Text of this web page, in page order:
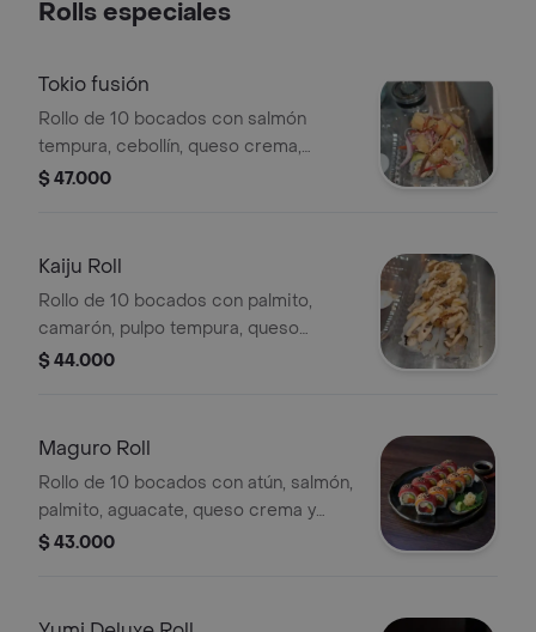
Rolls especiales
Tokio fusión
Rollo de 10 bocados con salmón
tempura, cebollín, queso crema,
topping de aguacate y camarón
$ 47.000
Kaiju Roll
Rollo de 10 bocados con palmito,
camarón, pulpo tempura, queso
crema, aguacate, topping de aros de
$ 44.000
Maguro Roll
Rollo de 10 bocados con atún, salmón,
palmito, aguacate, queso crema y
topping de ajonjolí.
$ 43.000